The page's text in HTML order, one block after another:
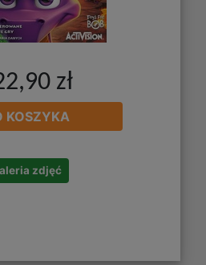
zł
KOSZYKA
zdjęć